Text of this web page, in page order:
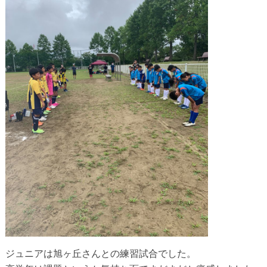
ジュニアは旭ヶ丘さんとの練習試合でした。